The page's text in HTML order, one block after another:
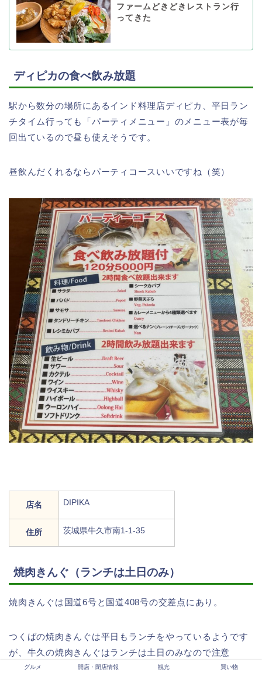
ファームどきどきレストラン行
ってきた
ディピカの食べ飲み放題
駅から数分の場所にあるインド料理店ディピカ、平日ラン
チタイム行っても「パーティメニュー」のメニュー表が毎
回出ているので昼も使えそうです。
昼飲んだくれるならパーティコースいいですね（笑）
店名 DIPIKA
住所 茨城県牛久市南1-1-35
焼肉きんぐ（ランチは土日のみ）
焼肉きんぐは国道6号と国道408号の交差点にあり。
つくばの焼肉きんぐは平日もランチをやっているようです
が、牛久の焼肉きんぐはランチは土日のみなので注意
グルメ 開店・閉店情報 観光 買い物